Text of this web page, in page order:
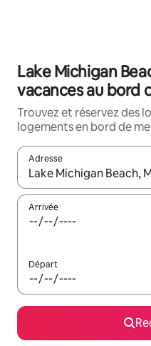
Lake Michigan
vacances au bord
Trouvez et réservez des
logements en bord de
Adresse
Lorsque les résultats
Arrivée
Départ